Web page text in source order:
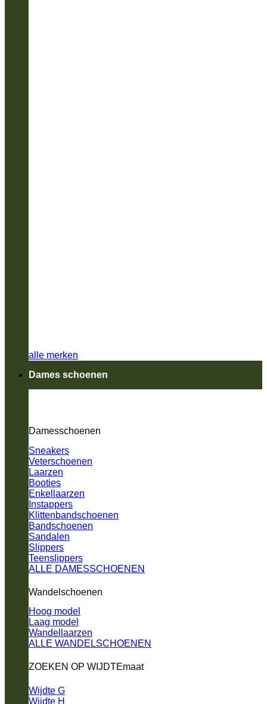
alle merken
Dames schoenen
Damesschoenen
Sneakers
Veterschoenen
Laarzen
Booties
Enkellaarzen
Instappers
Klittenbandschoenen
Bandschoenen
Sandalen
Slippers
Teenslippers
ALLE DAMESSCHOENEN
Wandelschoenen
Hoog model
Laag model
Wandellaarzen
ALLE WANDELSCHOENEN
ZOEKEN OP WIJDTEmaat
Wijdte G
Wijdte H